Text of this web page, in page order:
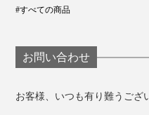
#すべての商品
お問い合わせ
お客様、いつも有り難うござ